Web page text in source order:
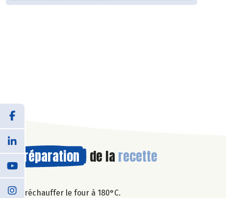
Préparation de la recette
Préchauffer le four à 180°C.